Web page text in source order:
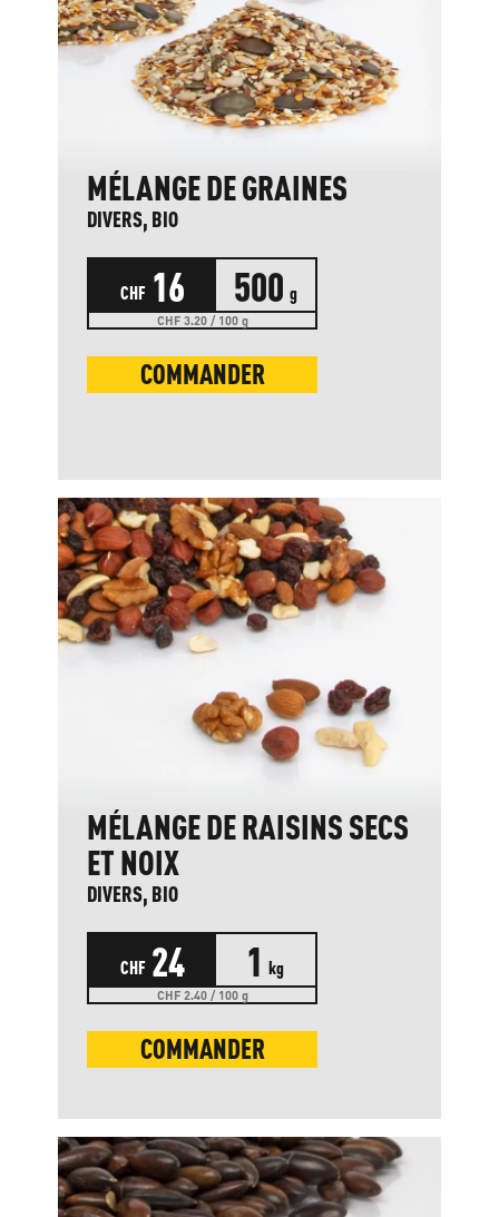
MÉLANGE DE GRAINES
DIVERS, BIO
CHF 16 500 g
CHF 3.20 / 100 g
COMMANDER
MÉLANGE DE RAISINS SECS
ET NOIX
DIVERS, BIO
CHF 24 1 kg
CHF 2.40 / 100 g
COMMANDER